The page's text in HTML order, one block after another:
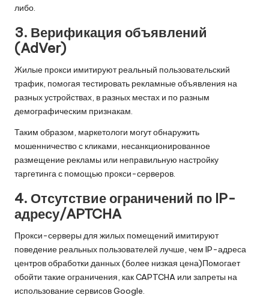
либо.
3. Верификация объявлений
(AdVer)
Жилые прокси имитируют реальный пользовательский
трафик, помогая тестировать рекламные объявления на
разных устройствах, в разных местах и по разным
демографическим признакам.
Таким образом, маркетологи могут обнаружить
мошенничество с кликами, несанкционированное
размещение рекламы или неправильную настройку
таргетинга с помощью прокси-серверов.
4. Отсутствие ограничений по IP-
адресу/APTCHA
Прокси-серверы для жилых помещений имитируют
поведение реальных пользователей лучше, чем IP-адреса
центров обработки данных (более низкая цена)Помогает
обойти такие ограничения, как CAPTCHA или запреты на
использование сервисов Google.